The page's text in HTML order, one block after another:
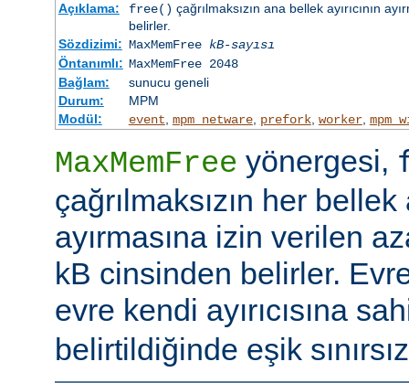
Açıklama: free() çağrılmaksızın ana bellek ayırıcının
belirler.
Sözdizimi: MaxMemFree kB-sayısı
Öntanımlı: MaxMemFree 2048
Bağlam:
sunucu geneli
Durum:
MPM
Modül:
event mpm_netware, prefork, worker,
MaxMemFree yönergesi,
çağrılmaksızın her bellek
ayırmasına izin verilen
kB cinsinden belirler.
evre kendi ayırıcısına
belirtildiğinde eşik